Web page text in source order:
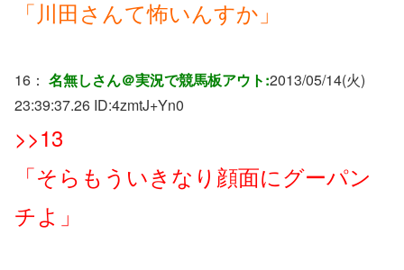
「川田さんて怖いんすか」
16： 名無しさん＠実況で競馬板アウト:2013/05/14(火)
23:39:37.26 ID:4zmtJ+Yn0
>>13
「そらもういきなり顔面にグーパン
チよ」